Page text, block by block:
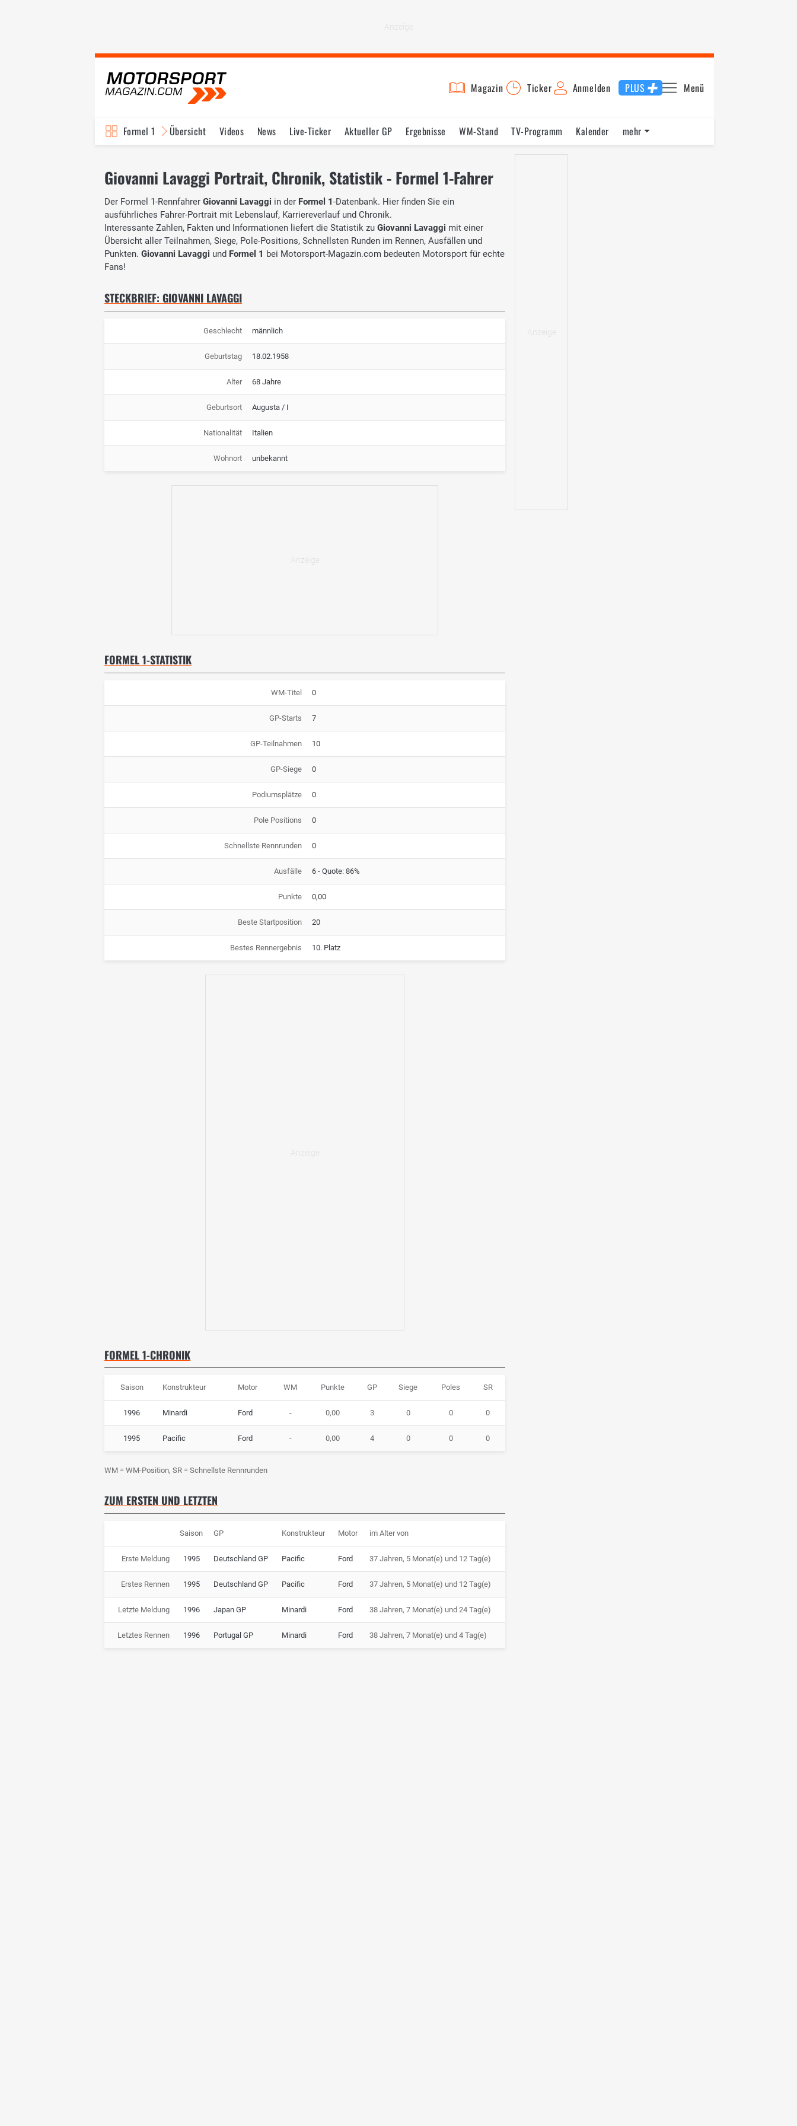
Magazin Ticker Anmelden PLUS Menü
Formel 1 Übersicht Videos News Live-Ticker Aktueller GP Ergebnisse WM-Stand TV-Programm
Kalender
mehr
Giovanni Lavaggi Portrait, Chronik, Statistik - Formel 1-Fahrer
Der Formel 1-Rennfahrer Giovanni Lavaggi in der Formel 1-Datenbank. Hier finden Sie ein
ausführliches Fahrer-Portrait mit Lebenslauf, Karriereverlauf und Chronik.
Interessante Zahlen, Fakten und Informationen liefert die Statistik zu Giovanni Lavaggi mit einer
Übersicht aller Teilnahmen, Siege, Pole-Positions, Schnellsten Runden im Rennen, Ausfällen und
Punkten. Giovanni Lavaggi und Formel 1 bei Motorsport-Magazin.com bedeuten Motorsport für echte
Fans!
STECKBRIEF: GIOVANNI LAVAGGI
Geschlecht männlich
Geburtstag 18.02.1958
Alter 68 Jahre
Geburtsort Augusta / I
Nationalität Italien
Wohnort unbekannt
FORMEL 1-STATISTIK
WM-Titel 0
GP-Starts 7
GP-Teilnahmen 10
GP-Siege 0
Podiumsplätze 0
Pole Positions 0
Schnellste Rennrunden 0
Ausfälle 6 - Quote: 86%
Punkte 0,00
Beste Startposition 20
Bestes Rennergebnis 10. Platz
FORMEL 1-CHRONIK
Saison Konstrukteur Motor WM Punkte GP Siege Poles SR
1996 Minardi Ford - 0,00 3 0 0 0
1995 Pacific Ford - 0,00 4 0 0 0
WM = WM-Position, SR = Schnellste Rennrunden
ZUM ERSTEN UND LETZTEN
Saison GP Konstrukteur Motor im Alter von
Erste Meldung 1995 Deutschland GP Pacific Ford 37 Jahren, 5 Monat(e) und 12 Tag(e)
Erstes Rennen 1995 Deutschland GP Pacific Ford 37 Jahren, 5 Monat(e) und 12 Tag(e)
Letzte Meldung 1996 Japan GP Minardi Ford 38 Jahren, 7 Monat(e) und 24 Tag(e)
Letztes Rennen 1996 Portugal GP Minardi Ford 38 Jahren, 7 Monat(e) und 4 Tag(e)